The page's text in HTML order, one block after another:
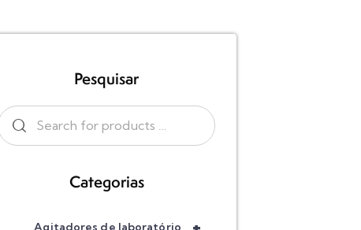
Pesquisar
Categorias
Agitadores de laboratório